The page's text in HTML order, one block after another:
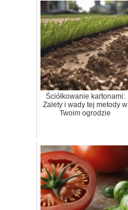
Ściółkowanie kartonami:
Zalety i wady tej metody w
Twoim ogrodzie